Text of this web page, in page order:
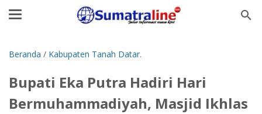
Beranda / Kabupaten Tanah Datar.
Bupati Eka Putra Hadiri Hari
Bermuhammadiyah, Masjid Ikhlas